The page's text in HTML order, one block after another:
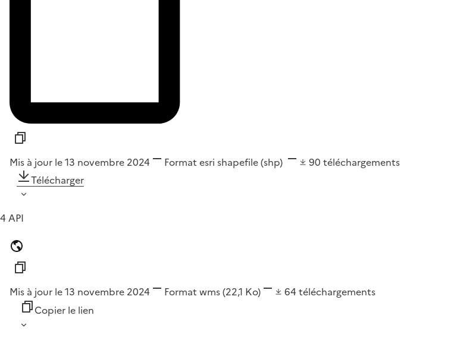
Mis à jour le 13 novembre 2024 Format esri shapefile (shp) 90 téléchargements
Télécharger
4 API
Mis à jour le 13 novembre 2024 Format wms(22,1 Ko) 64 téléchargements
Copier le lien